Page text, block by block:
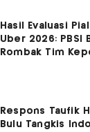
Hasil Evaluasi
Uber 2026: PBSI
Rombak Tim
Respons Taufik
Bulu Tangkis